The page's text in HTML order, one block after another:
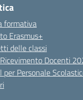
formativa
Erasmus+
delle classi
Docenti
per Personale